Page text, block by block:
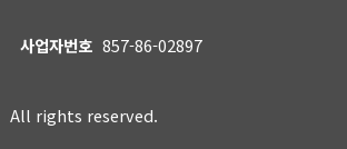
사업자번호 857-86-02897
All rights reserved.